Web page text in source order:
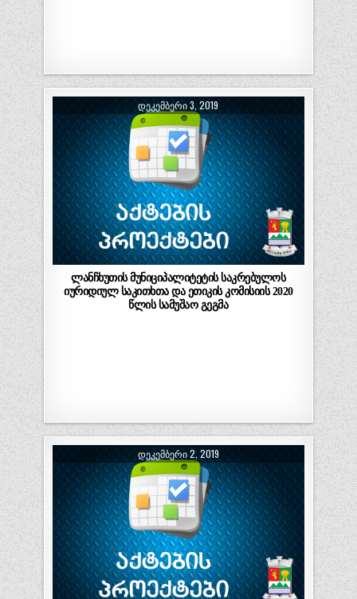
ᲓᲔᲙᲔᲛᲑᲔᲠᲘ 3, 2019
ლანჩხუთის მუნიციპალიტეტის საკრებულოს
იურიდიულ საკითხთა და ეთიკის კომისიის 2020
წლის სამუშაო გეგმა
ᲓᲔᲙᲔᲛᲑᲔᲠᲘ 2, 2019